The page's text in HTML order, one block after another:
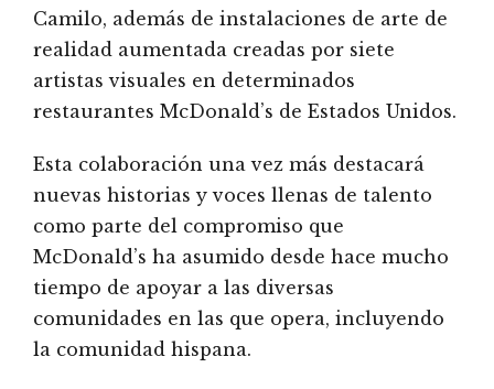
Camilo, además de instalaciones de arte de
realidad aumentada creadas por siete
artistas visuales en determinados
restaurantes McDonald’s de Estados Unidos.
Esta colaboración una vez más destacará
nuevas historias y voces llenas de talento
como parte del compromiso que
McDonald’s ha asumido desde hace mucho
tiempo de apoyar a las diversas
comunidades en las que opera, incluyendo
la comunidad hispana.